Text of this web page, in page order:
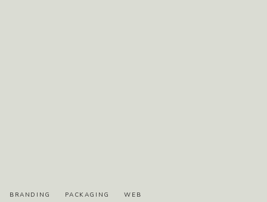
BRANDING PACKAGING WEB